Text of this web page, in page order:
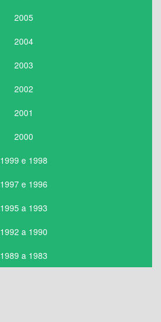
2005
2004
2003
2002
2001
2000
1999 e 1998
1997 e 1996
1995 a 1993
1992 a 1990
1989 a 1983